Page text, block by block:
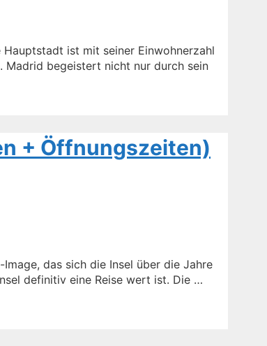
ist mit seiner Einwohnerzahl
Madrid begeistert nicht nur durch sein
+ Öffnungszeiten)
das sich die Insel über die Jahre
definitiv eine Reise wert ist. Die …